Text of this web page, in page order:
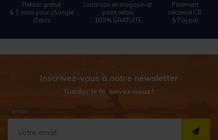
Retour gratuit
& 1 mois pour changer
d'avis
Livraison en magasin et
point relais
100% GRATUITE
Paiement
sécurisé CB
& Paypal
Inscrivez-vous à notre newsletter
Gardez le fil, suivez-nous !
* Email